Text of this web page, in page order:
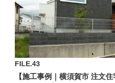
FILE.43
【施工事例｜横須賀市 注文